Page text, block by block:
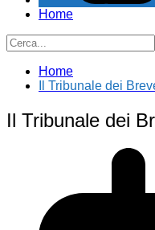
Home
Home
Il Tribunale dei
Il Tribunale dei